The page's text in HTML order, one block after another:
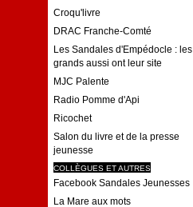
Croqu'livre
DRAC Franche-Comté
Les Sandales d'Empédocle : les
grands aussi ont leur site
MJC Palente
Radio Pomme d'Api
Ricochet
Salon du livre et de la presse
jeunesse
COLLÈGUES ET AUTRES
Facebook Sandales Jeunesses
La Mare aux mots